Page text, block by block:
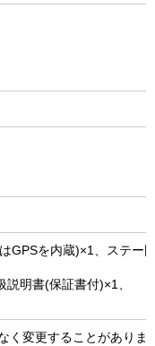
GPSを内蔵)×1、ステー
明書(保証書付)×1、
く変更することがありま